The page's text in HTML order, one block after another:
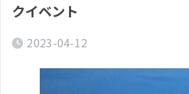
クイベント
2023-04-12